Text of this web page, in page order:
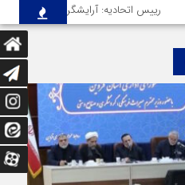
رییس اتحادیه: آرایشگر هتاک در قزوین